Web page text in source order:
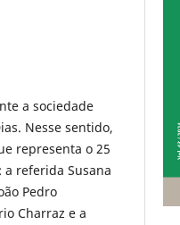
a sociedade
Nesse sentido,
representa o 25
referida Susana
Pedro
Charraz e a